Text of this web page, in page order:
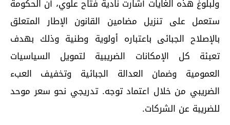
ولبلوغ هذه الغايات أشارت نادية فتاح علوي، أن الحكومة
ستعمل على تنزيل مضامين القانون الإطار المتعلق
بالإصلاح الجبائى باعتباره أولوية وطنية وذلك بهدف
تعبئة كل الإمكانات الضريبية لتمويل السياسيات
العمومية وضمان العدالة الجبائية وتخفيف العبء
الضريبي من خلال اعتماد توجه. تدريجي نحو سعر موحد
للضريبة عن الشركات.